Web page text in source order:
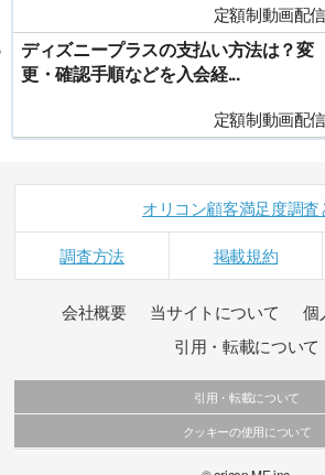
定額制動画配信
ディズニープラスの支払い方法は？変
更・確認手順などを入会経...
定額制動画配信
オリコン顧客満足度調査
調査方法 掲載規約
会社概要 当サイトについて
個
引用・転載について
引用・転載について
当サイトで公開されている情報（文字、写真、イラスト、画
クッキーの使用について
このサイトでは Cookie を使用して、ユーザーに合わせたコン